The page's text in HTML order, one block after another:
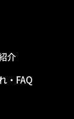
介
・FAQ